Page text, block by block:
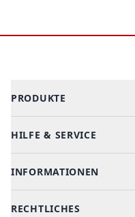
PRODUKTE
Alle Kategorien
Kühlen & Gefrieren
HILFE & SERVICE
Hilfe & FAQ
INFORMATIONEN
Über uns
RECHTLICHES